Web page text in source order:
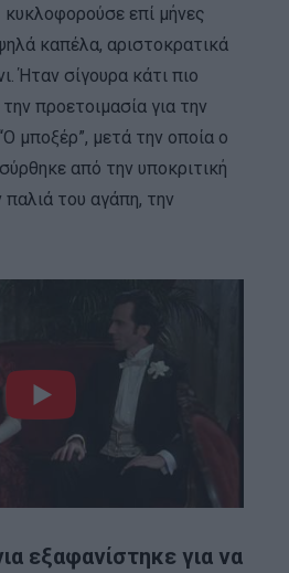
κυκλοφορούσε επί μήνες
καπέλα, αριστοκρατικά
Ήταν σίγουρα κάτι πιο
προετοιμασία για την
μποξέρ”, μετά την οποία ο
από την υποκριτική
του αγάπη, την
εξαφανίστηκε για να